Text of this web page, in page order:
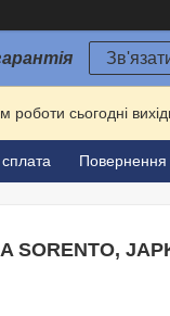
сьогодні
Повернення
SORENTO,